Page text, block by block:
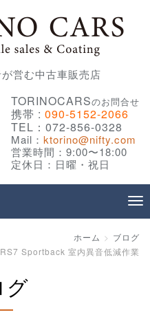
営む中古車販売店
TORINOCARSのお問合せ
携帯 : 090-5152-2066
TEL：072-856-0328
Mail： ktorino@nifty.com
営業時間：9:00〜18:00
定休日：日曜・祝日
ホーム
ブログ
Sportback 室内異音低減作業
グ